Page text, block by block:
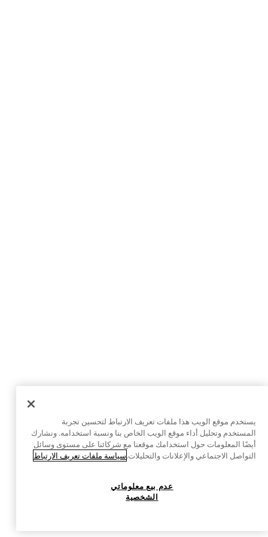
يستخدم موقع الويب هذا ملفات تعريف الارتباط لتحسين تجربة
المستخدم وتحليل أداء موقع الويب الخاص بنا ونسبة استخدامه. ونشارك
أيضًا المعلومات حول استخدامك موقعنا مع شركائنا على مستوى وسائل
التواصل الاجتماعي والإعلانات والتحليلات.سياسة ملفات تعريف الارتباط
عدم بيع معلوماتي
الشخصية